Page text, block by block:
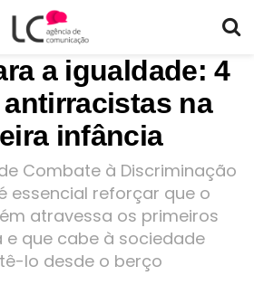
a igualdade: 4
na
infância
Combate à Discriminação
essencial reforçar que o
atravessa os primeiros
e que cabe à sociedade
lo desde o berço